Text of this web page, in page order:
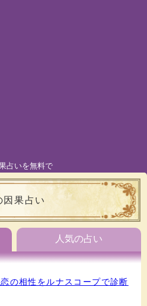
占いを無料で
因果占い
人気の占い
の相性をルナスコープで診断